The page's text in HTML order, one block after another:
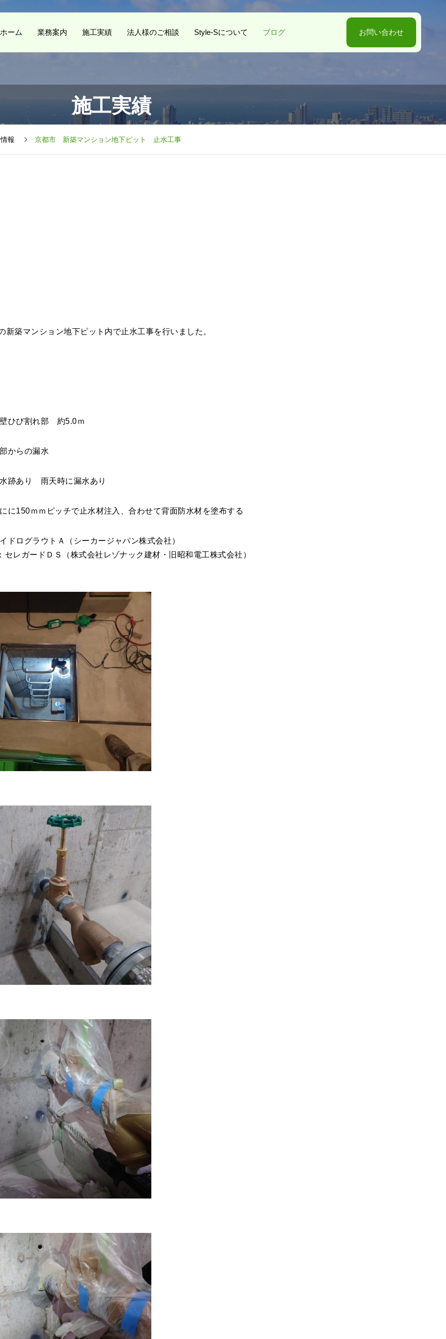
ホーム 業務案内 施工実績 法人様のご相談 Style-Sについて ブログ お問い合わせ
施工実績
報 京都市 新築マンション地下ピット 止水工事
新築マンション地下ピット内で止水工事を行いました。
ひび割れ部 約5.0ｍ
からの漏水
あり 雨天時に漏水あり
ｍｍピッチで止水材注入、合わせて背面防水材を塗布する
ログラウトＡ（シーカージャパン株式会社）
ドＤＳ（株式会社レゾナック建材・旧昭和電工株式会社）